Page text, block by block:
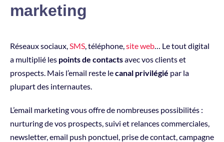
marketing
Réseaux sociaux, SMS , téléphone, site web … Le tout digital
a multiplié les points de contactsavec vos clients et
prospects. Mais l’email reste lecanal privilégié par la
plupart des internautes.
L’email marketing vous offre de nombreuses possibilités :
nurturing de vos prospects, suivi et relances commerciales,
newsletter, email push ponctuel, prise de contact, campagne